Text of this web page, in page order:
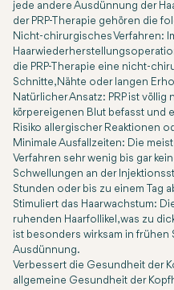
jede andere Ausdünnung der
der PRP-Therapie gehören die
Nicht-chirurgisches Verfahren:
die PRP-Therapie eine nicht-
Schnitte, Nähte oder langen
Natürlicher Ansatz: PRP ist völlig
körpereigenen Blut befasst und
Risiko allergischer Reaktionen
Minimale Ausfallzeiten: Die
Verfahren sehr wenig bis gar
Schwellungen an der
Stunden oder bis zu einem Tag
Stimuliert das Haarwachstum:
ruhenden Haarfollikel, was zu
ist besonders wirksam in frühen
Ausdünnung.
Verbessert die Gesundheit der
allgemeine Gesundheit der